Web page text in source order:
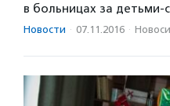
в больницах за детьми-
Новости · 07.11.2016 ·